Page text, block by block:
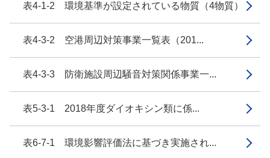
表4-1-2 環境基準が設定されている物質（4物質）
表4-3-2 空港周辺対策事業一覧表（201...
表4-3-3 防衛施設周辺騒音対策関係事業一...
表5-3-1 2018年度ダイオキシン類に係...
表6-7-1 環境影響評価法に基づき実施され...